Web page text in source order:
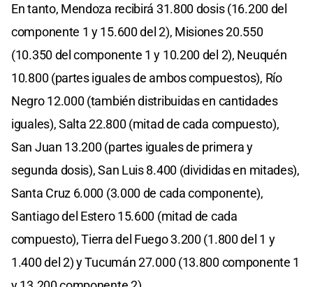
En tanto, Mendoza recibirá 31.800 dosis (16.200 del
componente 1 y 15.600 del 2), Misiones 20.550
(10.350 del componente 1 y 10.200 del 2), Neuquén
10.800 (partes iguales de ambos compuestos), Río
Negro 12.000 (también distribuidas en cantidades
iguales), Salta 22.800 (mitad de cada compuesto),
San Juan 13.200 (partes iguales de primera y
segunda dosis), San Luis 8.400 (divididas en mitades),
Santa Cruz 6.000 (3.000 de cada componente),
Santiago del Estero 15.600 (mitad de cada
compuesto), Tierra del Fuego 3.200 (1.800 del 1 y
1.400 del 2) y Tucumán 27.000 (13.800 componente 1